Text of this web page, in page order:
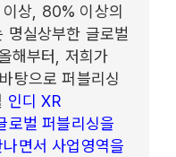
상, 80% 이상의
명실상부한 글로벌
해부터, 저희가
탕으로 퍼블리싱
인디 XR
로벌 퍼블리싱을
면서 사업영역을